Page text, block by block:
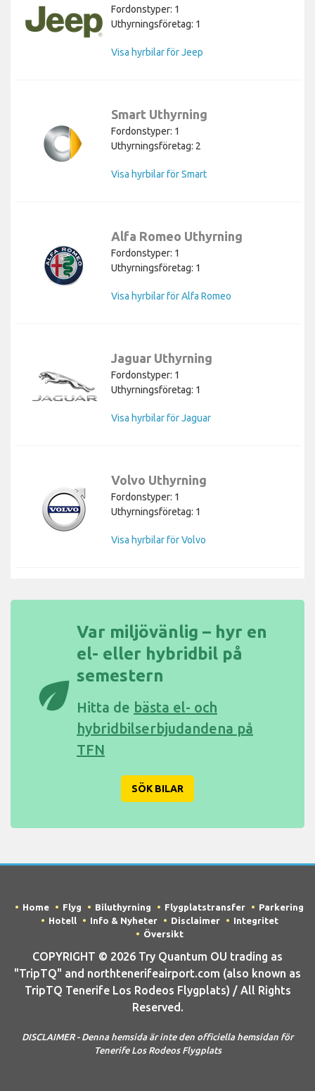
Fordonstyper: 1
Uthyrningsföretag: 1
Visa hyrbilar för Jeep
Smart Uthyrning
Fordonstyper: 1
Uthyrningsföretag: 2
Visa hyrbilar för Smart
Alfa Romeo Uthyrning
Fordonstyper: 1
Uthyrningsföretag: 1
Visa hyrbilar för Alfa Romeo
Jaguar Uthyrning
Fordonstyper: 1
Uthyrningsföretag: 1
Visa hyrbilar för Jaguar
Volvo Uthyrning
Fordonstyper: 1
Uthyrningsföretag: 1
Visa hyrbilar för Volvo
eco
Var miljövänlig – hyr en
el- eller hybridbil på
semestern
Hitta de bästa el- och
hybridbilserbjudandena på
TFN
SÖK BILAR
Home Flyg Biluthyrning Flygplatstransfer
Parkering
Hotell
Info & Nyheter Disclaimer
Integritet
Översikt
COPYRIGHT © 2026 Try Quantum OU trading as
"TripTQ" and northtenerifeairport.com (also known as
TripTQ Tenerife Los Rodeos Flygplats) / All Rights
Reserved.
DISCLAIMER - Denna hemsida är inte den officiella hemsidan för
Tenerife Los Rodeos Flygplats